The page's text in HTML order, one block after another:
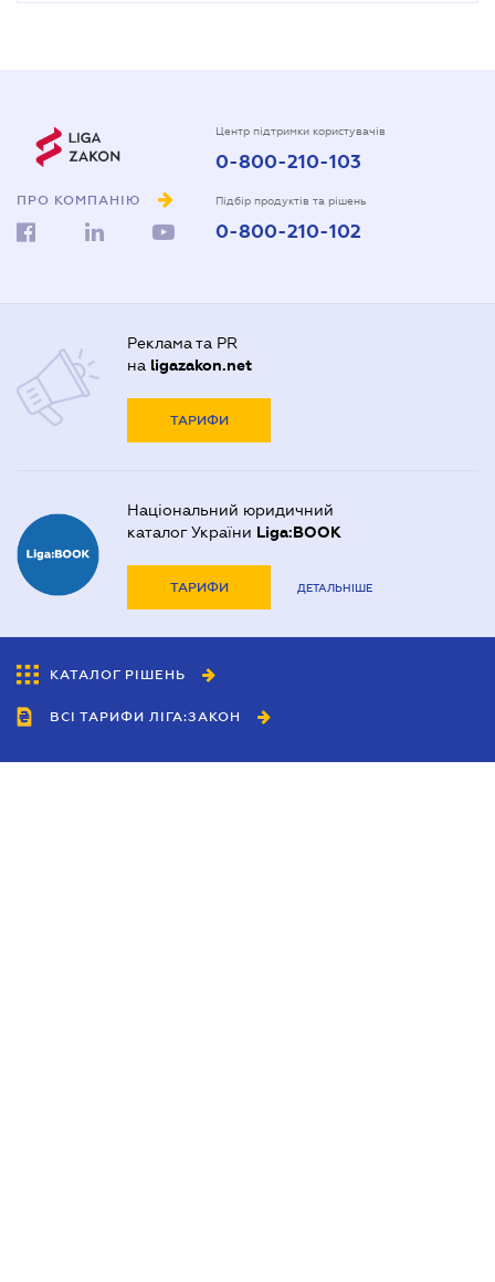
ПРО КОМПАНІЮ
Центр підтримки користувачів
0-800-210-103
Підбір продуктів та рішень
0-800-210-102
Реклама та PR
на ligazakon.net
ТАРИФИ
Національний юридичний
каталог України Liga:BOOK
ТАРИФИ ДЕТАЛЬНІШЕ
КАТАЛОГ РІШЕНЬ
ВСІ ТАРИФИ ЛІГА:ЗАКОН